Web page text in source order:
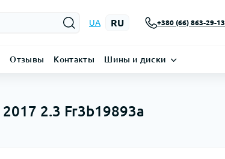
UA RU +380 (66) 863-29-13
Отзывы Контакты Шины и диски
2.3 Fr3b19893a